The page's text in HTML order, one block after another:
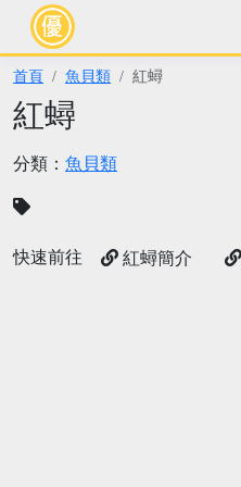
首頁 魚貝類 紅蟳
紅蟳
分類： 魚貝類
快速前往 紅蟳簡介